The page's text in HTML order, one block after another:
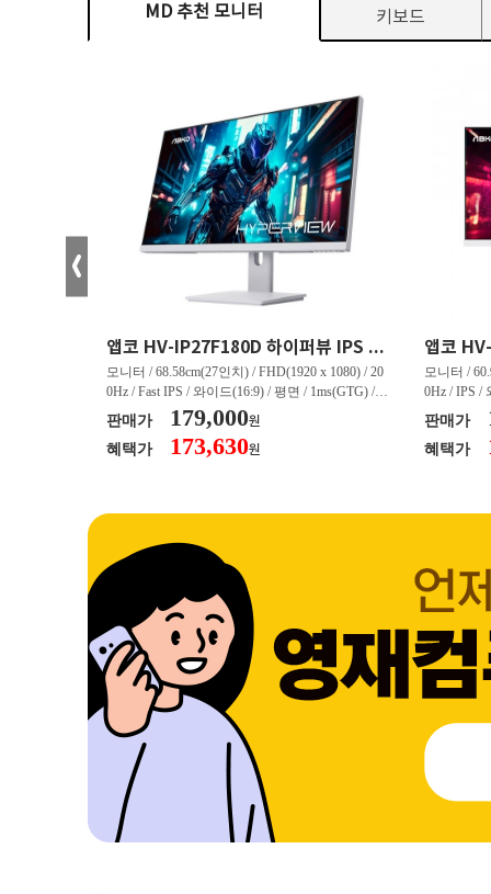
MD 추천 모니터 키보드
앱코 HV-IP27F180D 하이퍼뷰 IPS FHD 200 HDR 무결점
모니터 / 68.58cm(27인치) / FHD(1920 x 1080) / 20
0Hz / Fast IPS / 와이드(16:9) / 평면 / 1ms(GTG) / 3
50nit / 1,000:1 / 헤드폰 아웃 / LED 조명 / 틸트(상
하) / 6kg / [색상영역] / sRGB:128% / Adobe RGB:8
5% / DCI-P3:91% / NTSC:90% / [게임특화] / 조준
판매가 179,000원
혜택가 173,630원
모니터 /
0Hz / IPS /
50nit /
하) / 4.9kg
80% / DCI-
판매가
혜택가